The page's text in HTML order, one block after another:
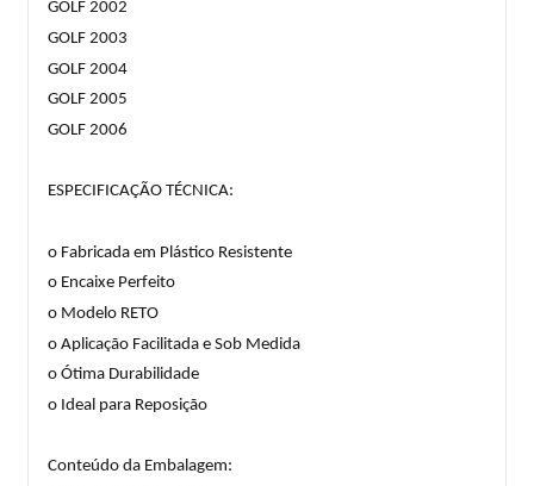
GOLF 2002
GOLF 2003
GOLF 2004
GOLF 2005
GOLF 2006
ESPECIFICAÇÃO TÉCNICA:
o Fabricada em Plástico Resistente
o Encaixe Perfeito
o Modelo RETO
o Aplicação Facilitada e Sob Medida
o Ótima Durabilidade
o Ideal para Reposição
Conteúdo da Embalagem: